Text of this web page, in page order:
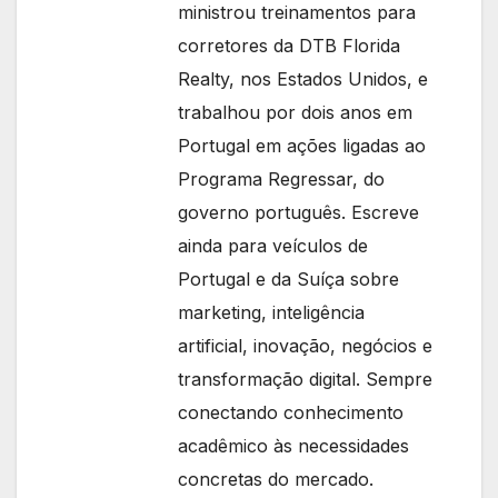
ministrou treinamentos para
corretores da DTB Florida
Realty, nos Estados Unidos, e
trabalhou por dois anos em
Portugal em ações ligadas ao
Programa Regressar, do
governo português. Escreve
ainda para veículos de
Portugal e da Suíça sobre
marketing, inteligência
artificial, inovação, negócios e
transformação digital. Sempre
conectando conhecimento
acadêmico às necessidades
concretas do mercado.